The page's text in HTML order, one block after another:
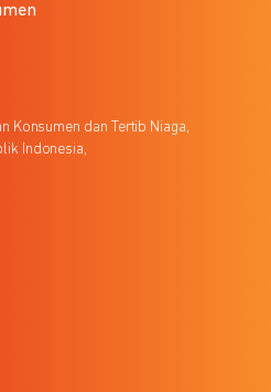
Konsumen dan Tertib Niaga,
Indonesia,